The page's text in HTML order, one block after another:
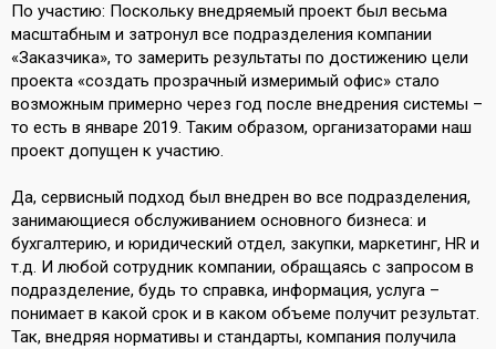
По участию: Поскольку внедряемый проект был весьма
масштабным и затронул все подразделения компании
«Заказчика», то замерить результаты по достижению цели
проекта «создать прозрачный измеримый офис» стало
возможным примерно через год после внедрения системы –
то есть в январе 2019. Таким образом, организаторами наш
проект допущен к участию.
Да, сервисный подход был внедрен во все подразделения,
занимающиеся обслуживанием основного бизнеса: и
бухгалтерию, и юридический отдел, закупки, маркетинг, HR и
т.д. И любой сотрудник компании, обращаясь с запросом в
подразделение, будь то справка, информация, услуга –
понимает в какой срок и в каком объеме получит результат.
Так, внедряя нормативы и стандарты, компания получила